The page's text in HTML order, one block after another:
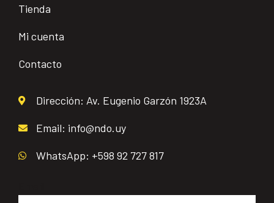
Tienda
Mi cuenta
Contacto
Dirección: Av. Eugenio Garzón 1923A
Email: info@ndo.uy
WhatsApp: +598 92 727 817